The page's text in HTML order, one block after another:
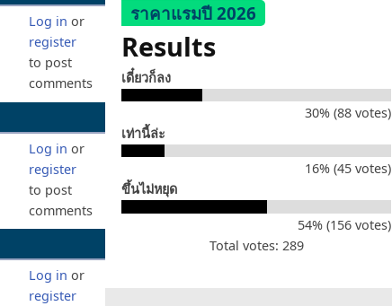
Log in or
register
to post
comments
Log in or
register
to post
comments
Log in or
register
ราคาแรมปี 2026
Results
เดี๋ยวก็ลง
30% (88 votes)
เท่านี้ล่ะ
16% (45 votes)
ขึ้นไม่หยุด
54% (156 votes)
Total votes: 289